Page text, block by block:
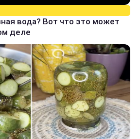
вода? Вот что это может
деле